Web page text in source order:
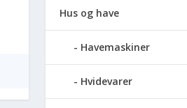
Hus og have
Havemaskiner
Hvidevarer